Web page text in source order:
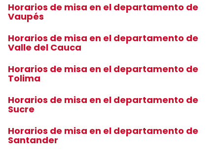
Horarios de misa en el departamento de
Vaupés
Horarios de misa en el departamento de
Valle del Cauca
Horarios de misa en el departamento de
Tolima
Horarios de misa en el departamento de
Sucre
Horarios de misa en el departamento de
Santander